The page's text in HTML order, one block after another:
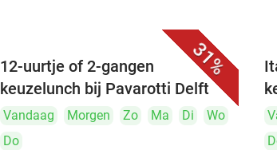
31%
12-uurtje of 2-gangen
keuzelunch bij Pavarotti Delft
Vandaag Morgen Zo Ma Di
Wo
Do